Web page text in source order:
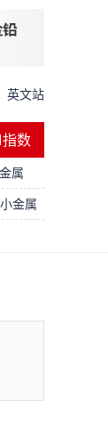
英文站
数
属
金属